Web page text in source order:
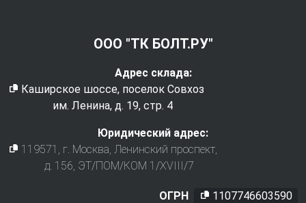
ООО "ТК БОЛТ.РУ"
Адрес склада:
Каширское шоссе, поселок Совхоз
им. Ленина, д. 19, стр. 4
Юридический адрес:
119571
, г. Москва Ленинский проспект,
д. 156, ЭТ/ПОМ/КОМ 1/XVIII/7
ОГРН
1107746603590